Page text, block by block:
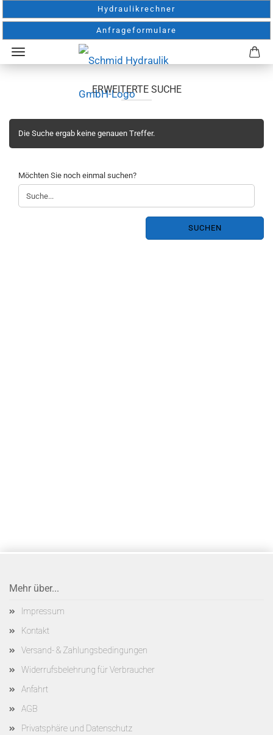
Hydraulikrechner
Anfrageformulare
ERWEITERTE SUCHE
Die Suche ergab keine genauen Treffer.
MÖCHTEN
SIE
NOCH
EINMAL
Möchten Sie noch einmal suchen?
SUCHEN
Mehr über...
Impressum
Kontakt
Versand- & Zahlungsbedingungen
Widerrufsbelehrung für Verbraucher
Anfahrt
AGB
Privatsphäre und Datenschutz